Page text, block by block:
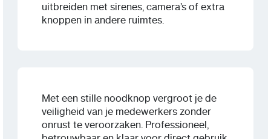
uitbreiden met sirenes, camera’s of extra
knoppen in andere ruimtes.
Met een stille noodknop vergroot je de
veiligheid van je medewerkers zonder
onrust te veroorzaken. Professioneel,